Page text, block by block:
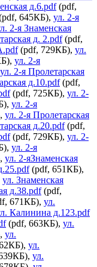
д.6.pdf(pdf,
645КБ), ул. 2-я
2-я Знаменская
д. 2.pdf(pdf,
(pdf, 729КБ), ул.
ул. 2-я
ул. 2-я Пролетарская
д.10.pdf(pdf,
(pdf, 725КБ), ул. 2-
ул. 2-я
ул. 2-я Пролетарская
д.20.pdf(pdf,
(pdf, 729КБ), ул. 2-
ул. 2-я
ул. 2-яЗнаменская
(pdf, 651КБ),
ул. Знаменская
д.38.pdf(pdf,
671КБ), ул.
Калинина д.123.pdf
(pdf, 663КБ), ул.
ул.
ул.
ул.